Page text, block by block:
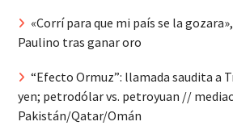
«Corrí para que mi país se la
Paulino tras ganar oro
“Efecto Ormuz”: llamada saudita a
yen; petrodólar vs. petroyuan //
Pakistán/Qatar/Omán